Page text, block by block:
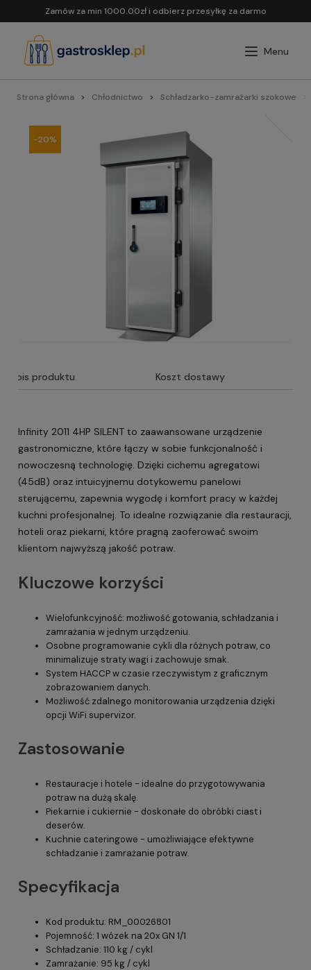
Zamów za min 1000.00zł i odbierz przesyłkę za darmo
Strona główna Chłodnictwo Schładzarko-zamrażarki szokowe
-20%
Opis produktu Koszt dostawy
Infinity 2011 4HP SILENT to zaawansowane urządzenie
gastronomiczne, które łączy w sobie funkcjonalność i
nowoczesną technologię. Dzięki cichemu agregatowi
(45dB) oraz intuicyjnemu dotykowemu panelowi
sterującemu, zapewnia wygodę i komfort pracy w każdej
kuchni profesjonalnej. To idealne rozwiązanie dla restauracji,
hoteli oraz piekarni, które pragną zaoferować swoim
klientom najwyższą jakość potraw.
Kluczowe korzyści
Wielofunkcyjność: możliwość gotowania, schładzania i
zamrażania w jednym urządzeniu.
Osobne programowanie cykli dla różnych potraw, co
minimalizuje straty wagi i zachowuje smak.
System HACCP w czasie rzeczywistym z graficznym
zobrazowaniem danych.
Możliwość zdalnego monitorowania urządzenia dzięki
opcji WiFi supervizor.
Zastosowanie
Restauracje i hotele - idealne do przygotowywania
potraw na dużą skalę.
Piekarnie i cukiernie - doskonałe do obróbki ciast i
deserów.
Kuchnie cateringowe - umożliwiające efektywne
schładzanie i zamrażanie potraw.
Specyfikacja
Kod produktu: RM_00026801
Pojemność: 1 wózek na 20x GN 1/1
Schładzanie: 110 kg / cykl
Zamrażanie: 95 kg / cykl